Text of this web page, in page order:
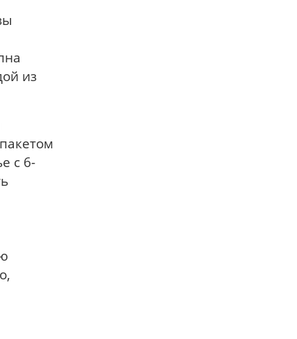
из
с 6-